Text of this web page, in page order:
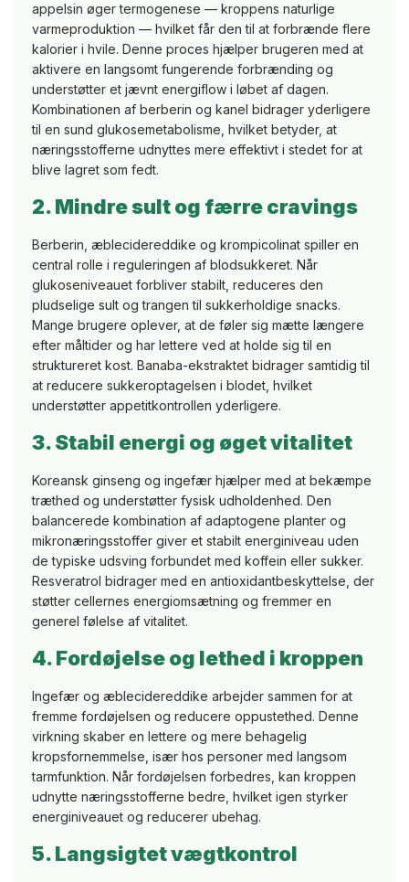
appelsin øger termogenese — kroppens naturlige
varmeproduktion — hvilket får den til at forbrænde flere
kalorier i hvile. Denne proces hjælper brugeren med at
aktivere en langsomt fungerende forbrænding og
understøtter et jævnt energiflow i løbet af dagen.
Kombinationen af berberin og kanel bidrager yderligere
til en sund glukosemetabolisme, hvilket betyder, at
næringsstofferne udnyttes mere effektivt i stedet for at
blive lagret som fedt.
2. Mindre sult og færre cravings
Berberin, æblecidereddike og krompicolinat spiller en
central rolle i reguleringen af blodsukkeret. Når
glukoseniveauet forbliver stabilt, reduceres den
pludselige sult og trangen til sukkerholdige snacks.
Mange brugere oplever, at de føler sig mætte længere
efter måltider og har lettere ved at holde sig til en
struktureret kost. Banaba-ekstraktet bidrager samtidig til
at reducere sukkeroptagelsen i blodet, hvilket
understøtter appetitkontrollen yderligere.
3. Stabil energi og øget vitalitet
Koreansk ginseng og ingefær hjælper med at bekæmpe
træthed og understøtter fysisk udholdenhed. Den
balancerede kombination af adaptogene planter og
mikronæringsstoffer giver et stabilt energiniveau uden
de typiske udsving forbundet med koffein eller sukker.
Resveratrol bidrager med en antioxidantbeskyttelse, der
støtter cellernes energiomsætning og fremmer en
generel følelse af vitalitet.
4. Fordøjelse og lethed i kroppen
Ingefær og æblecidereddike arbejder sammen for at
fremme fordøjelsen og reducere oppustethed. Denne
virkning skaber en lettere og mere behagelig
kropsfornemmelse, især hos personer med langsom
tarmfunktion. Når fordøjelsen forbedres, kan kroppen
udnytte næringsstofferne bedre, hvilket igen styrker
energiniveauet og reducerer ubehag.
5. Langsigtet vægtkontrol